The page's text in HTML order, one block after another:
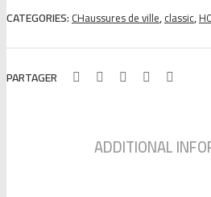
quantity
CATEGORIES:CHaussures de ville,classic,
PARTAGER
ADDITIONAL